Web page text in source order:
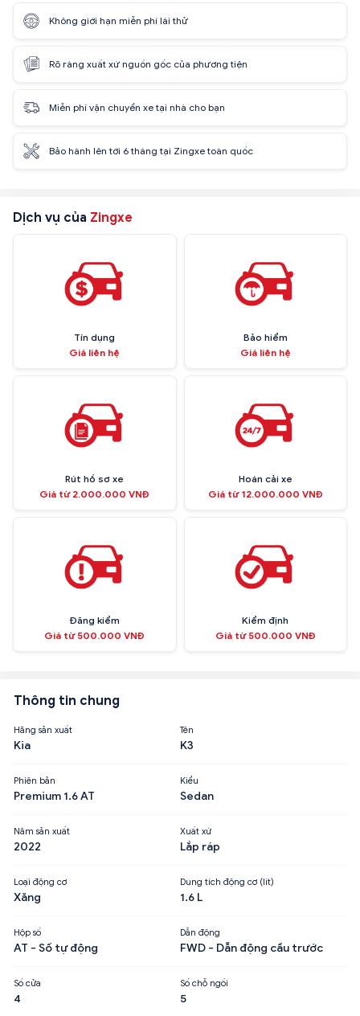
Không giới hạn miễn phí lái thử
Rõ ràng xuất xứ nguồn gốc của phương tiện
Miễn phí vận chuyển xe tại nhà cho bạn
Bảo hành lên tới 6 tháng tại Zingxe toàn quốc
Dịch vụ của Zingxe
Tín dụng
Giá liên hệ
Bảo hiểm
Giá liên hệ
Rút hồ sơ xe
Giá từ 2.000.000 VNĐ
Hoán cải xe
Giá từ 12.000.000 VNĐ
Đăng kiểm
Giá từ 500.000 VNĐ
Kiểm định
Giá từ 500.000 VNĐ
Thông tin chung
Hãng sản xuất
Kia
Tên
K3
Phiên bản
Premium 1.6 AT
Kiểu
Sedan
Năm sản xuất
2022
Xuất xứ
Lắp ráp
Loại động cơ
Xăng
Dung tích động cơ (lít)
1.6 L
Hộp số
AT - Số tự động
Dẫn động
FWD - Dẫn động cầu trước
Số cửa
4
Số chỗ ngồi
5